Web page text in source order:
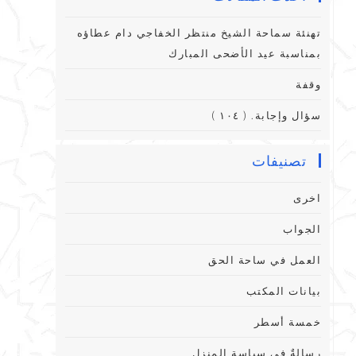
تهنئة سماحة الشيخ منتظر الخفاجي دام عطاؤه
بمناسبة عيد الأضحى المبارك
وقفة
سؤال وإجابة. ( ١٠٤ )
تصنيفات
اخرى
الجواب
العمل في ساحة الحق
بيانات المكتب
خمسة أسطر
رِسالةٌ فِي سياسةِ المنزلِ